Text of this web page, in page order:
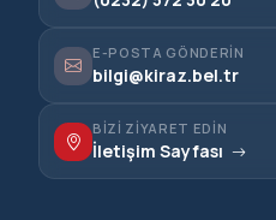
E-POSTA GÖNDERIN
bilgi@kiraz.bel.tr
BIZI ZIYARET EDIN
İletişim Sayfası